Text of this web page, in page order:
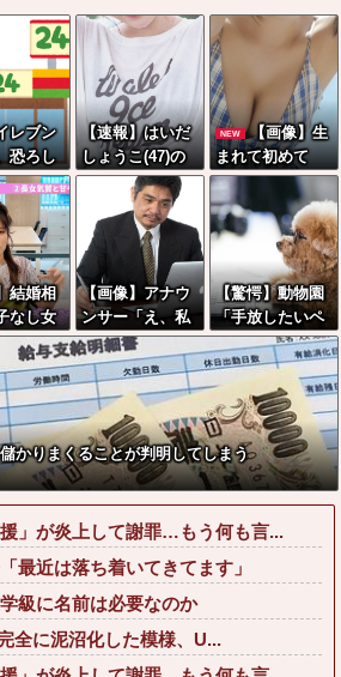
レブン
恐ろし
てんの
ならな
【速報】はいだ
しょうこ(47)の
色白ナマ腋がセ
クシーすぎる件
www
NEW
【画像】生
まれて初めて
「■ニス」握っ
て恥ずかしい女
の子さんwww
結婚相
なし女
』と結
しまう
【画像】アナウ
ンサー「え、私
がスピードスケ
ートのピチピチ
ユニフォーム着
るんですか…？ﾑ
ﾁｨ！！」←これ
はお前らに刺さ
るやろw w w w
w w w w
【驚愕】動物園
「手放したいペ
ットは寄付し
て！餌にするか
ら！」←これっ
てどうなん？w
w w w w w w w
w w
かりまくることが判明してしまう
援」が炎上して謝罪…もう何も言...
最近は落ち着いてきてます」
級に名前は必要なのか
全に泥沼化した模様、U...